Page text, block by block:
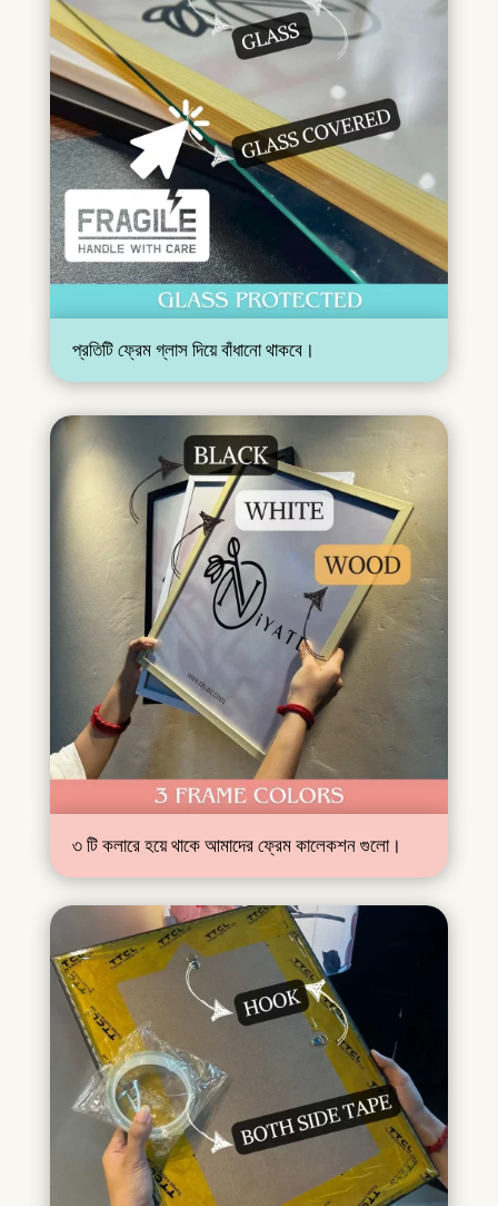
প্রতিটি ফ্রেম গ্লাস দিয়ে বাঁধানো থাকবে।
৩ টি কলারে হয়ে থাকে আমাদের ফ্রেম কালেকশন গুলো।